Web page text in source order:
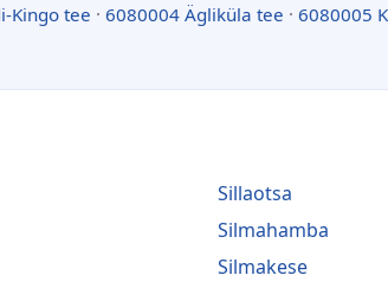
Kingo tee · 6080004 Ägliküla tee · 6080005
Sillaotsa
Silmahamba
Silmakese